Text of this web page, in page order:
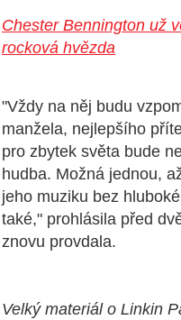
Chester Bennington už
rocková hvězda
"Vždy na něj budu
manžela, nejlepšího
pro zbytek světa bude
hudba. Možná jednou,
jeho muziku bez
také," prohlásila před
znovu provdala.
Velký materiál o Linkin